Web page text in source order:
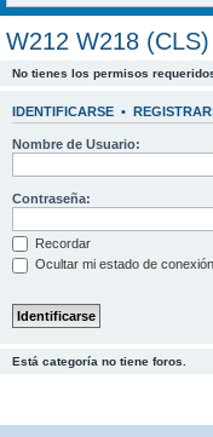
W212 W218
No tienes los permisos
IDENTIFICARSE •
Nombre de Usuario:
Contraseña:
Recordar
Ocultar mi estado de
Está categoría no tiene foros.